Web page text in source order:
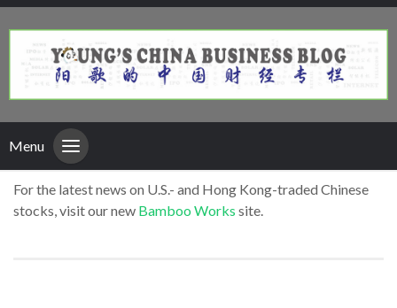
Menu
For the latest news on U.S.- and Hong Kong-traded Chinese
stocks, visit our new Bamboo Works site.